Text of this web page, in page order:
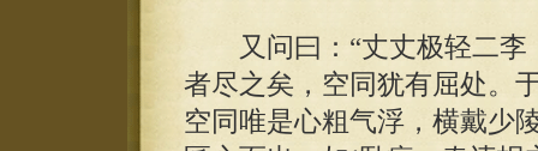
又问曰：“丈丈极轻二李
者尽之矣，空同犹有屈处。
空同唯是心粗气浮，横戴少